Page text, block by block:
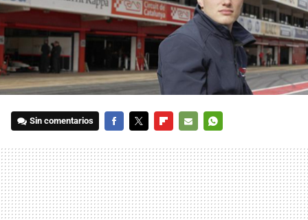
Sin comentarios
MAIL